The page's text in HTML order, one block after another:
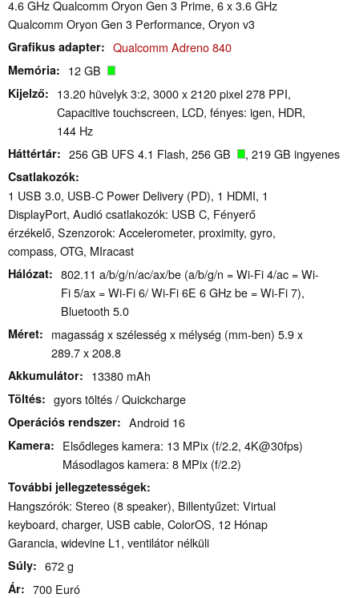
4.6 GHz Qualcomm Oryon Gen 3 Prime, 6 x 3.6 GHz
Qualcomm Oryon Gen 3 Performance, Oryon v3
Grafikus adapter Qualcomm Adreno 840
Memória 12 GB
Kijelző
13.20 hüvelyk 3:2, 3000 x 2120 pixel 278 PPI,
Capacitive touchscreen, LCD, fényes: igen, HDR,
144 Hz
Háttértár 256 GB UFS 4.1 Flash, 256 GB , 219 GB ingyenes
Csatlakozók
1 USB 3.0, USB-C Power Delivery (PD), 1 HDMI, 1
DisplayPort, Audió csatlakozók: USB C, Fényerő
érzékelő, Szenzorok: Accelerometer, proximity, gyro,
compass, OTG, MIracast
Hálózat
802.11 a/​b/​g/​n/​ac/​ax/​be (a/b/g/n = Wi-Fi 4/ac = Wi-
Fi 5/ax = Wi-Fi 6/ Wi-Fi 6E 6 GHz be = Wi-Fi 7),
Bluetooth 5.0
Méret
magasság x szélesség x mélység (mm-ben) 5.9 x
289.7 x 208.8
Akkumulátor 13380 mAh
Töltés gyors töltés / Quickcharge
Operációs rendszer Android 16
Kamera
Elsődleges kamera: 13 MPix (f/2.2, 4K@30fps)
Másodlagos kamera: 8 MPix (f/2.2)
További jellegzetességek
Hangszórók: Stereo (8 speaker), Billentyűzet: Virtual
keyboard, charger, USB cable, ColorOS, 12 Hónap
Garancia, widevine L1, ventilátor nélküli
Súly 672 g
Ár 700 Euró